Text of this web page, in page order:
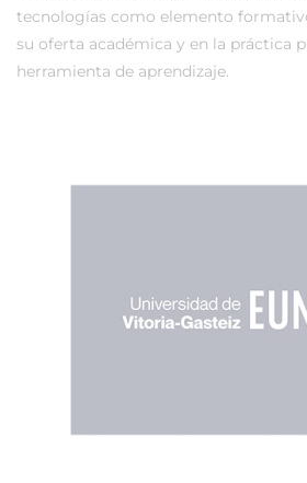
tecnologías como elemento
su oferta académica y en la práctica
herramienta de aprendizaje.